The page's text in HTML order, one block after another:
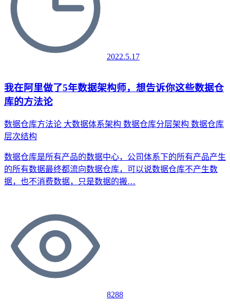
2022.5.17
我在阿里做了5年数据架构师，想告诉你这些数据仓
库的方法论
数据仓库方法论 大数据体系架构 数据仓库分层架构 数据仓库
层次结构
数据仓库是所有产品的数据中心，公司体系下的所有产品产生
的所有数据最终都流向数据仓库，可以说数据仓库不产生数
据，也不消费数据，只是数据的搬…
8288